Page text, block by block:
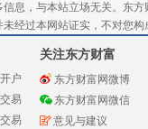
息，与本站立场无关。东
经过本网站证实，不对您
户
易
易
关注东方财富
东方财富网微博
东方财富网微信
意见与建议